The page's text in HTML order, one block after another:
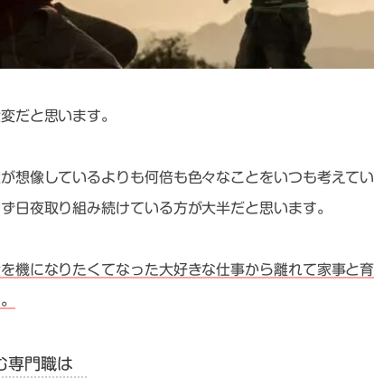
だと思います。
想像しているよりも何倍も色々なことをいつも考えて
日夜取り組み続けている方が大半だと思います。
機になりたくてなった大好きな仕事から離れて家事と
専門職は